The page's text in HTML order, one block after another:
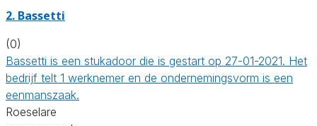
2. Bassetti
(0)
Bassetti is een stukadoor die is gestart op 27-01-2021. Het
bedrijf telt 1 werknemer en de ondernemingsvorm is een
eenmanszaak.
Roeselare